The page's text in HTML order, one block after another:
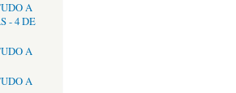
A
- 4 DE
A
A